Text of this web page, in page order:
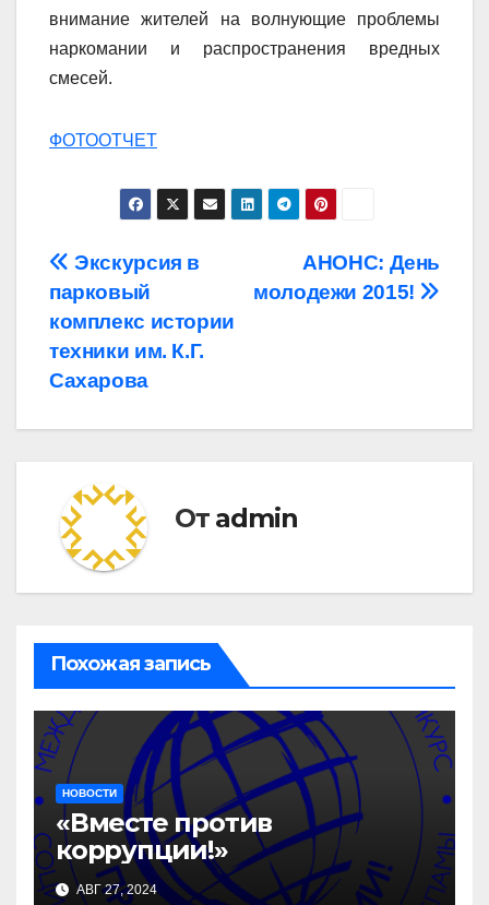
внимание жителей на волнующие проблемы
наркомании и распространения вредных
смесей.
ФОТООТЧЕТ
Навигация
по
записям
АНОНС: День
молодежи 2015!
Экскурсия в
парковый
комплекс истории
техники им. К.Г.
Сахарова
От admin
Похожая запись
НОВОСТИ
«Вместе против
коррупции!»
АВГ 27, 2024